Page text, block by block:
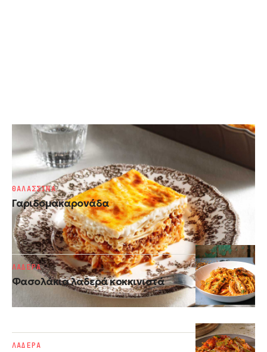
Παστίτσιο παραδοσιακό
ΖΥΜΑΡΙΚΑ
Γαριδομακαρονάδα
ΘΑΛΑΣΣΙΝΑ
Φασολάκια λαδερά κοκκινιστά
ΛΑΔΕΡΑ
ΛΑΔΕΡΑ